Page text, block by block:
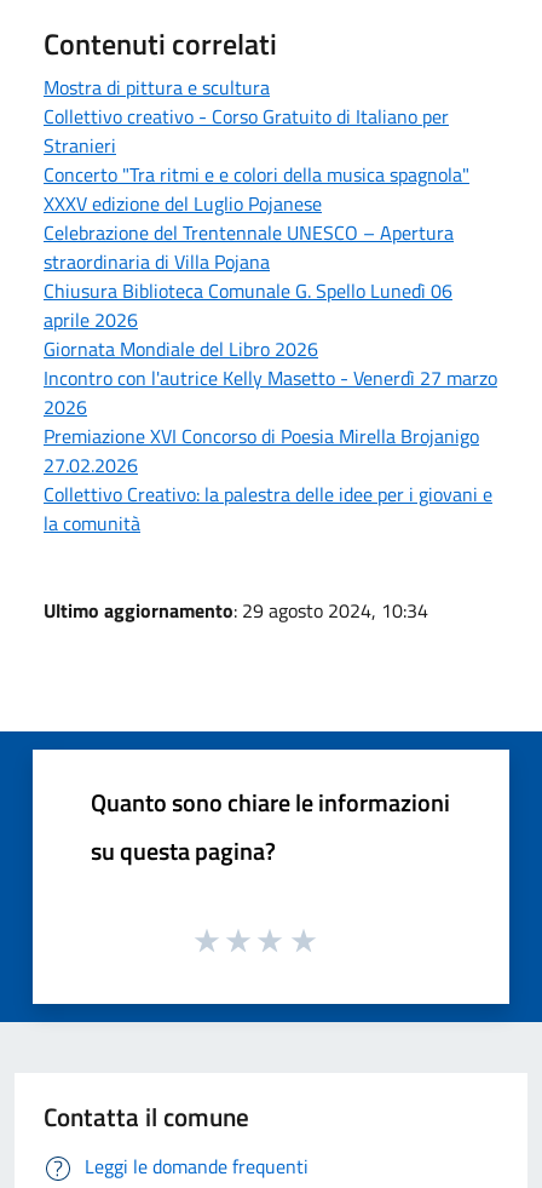
Contenuti correlati
Mostra di pittura e scultura
Collettivo creativo - Corso Gratuito di Italiano per
Stranieri
Concerto "Tra ritmi e e colori della musica spagnola"
XXXV edizione del Luglio Pojanese
Celebrazione del Trentennale UNESCO – Apertura
straordinaria di Villa Pojana
Chiusura Biblioteca Comunale G. Spello Lunedì 06
aprile 2026
Giornata Mondiale del Libro 2026
Incontro con l'autrice Kelly Masetto - Venerdì 27 marzo
2026
Premiazione XVI Concorso di Poesia Mirella Brojanigo
27.02.2026
Collettivo Creativo: la palestra delle idee per i giovani e
la comunità
Ultimo aggiornamento: 29 agosto 2024, 10:34
Quanto sono chiare le informazioni
su questa pagina?
Contatta il comune
Leggi le domande frequenti